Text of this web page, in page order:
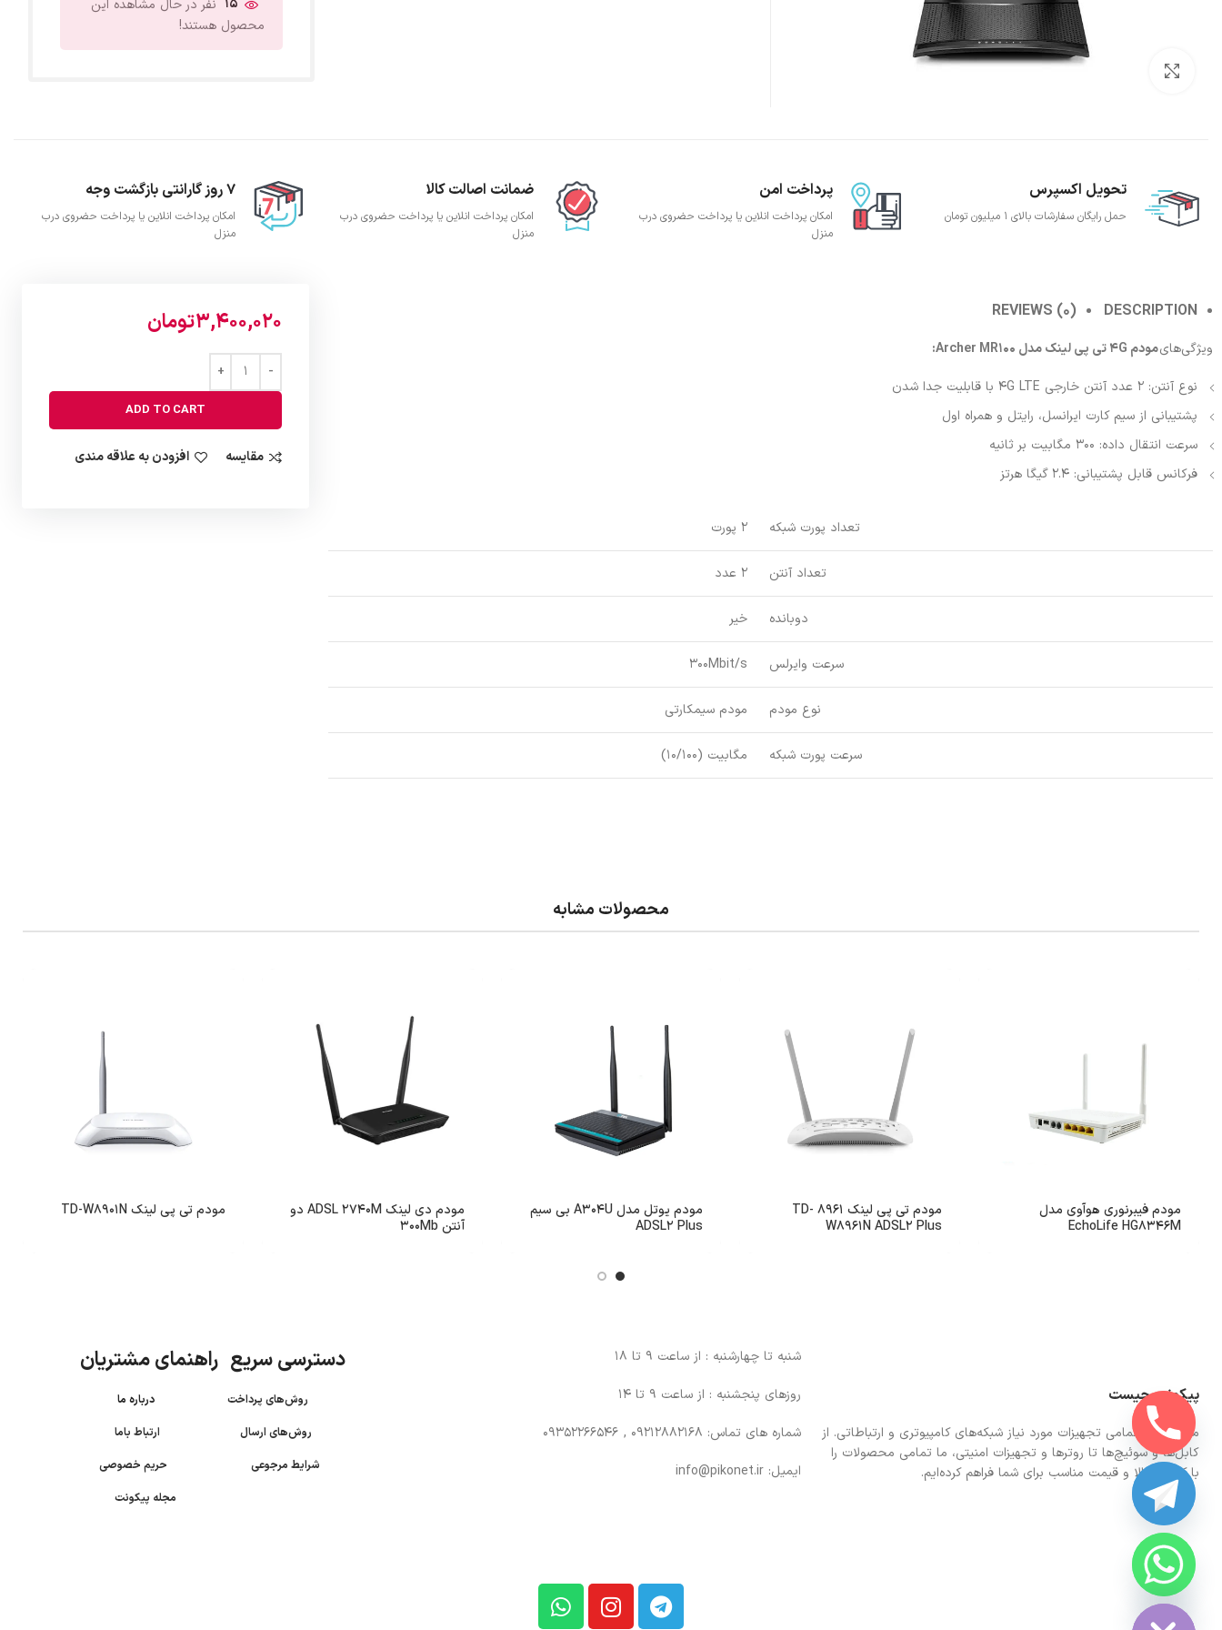
نفر در حال مشاهده این
محصول هستند!
تحویل اکسپرس
حمل رایگان سفارشات بالای 1 میلیون تومان
پرداخت امن
امکان پرداخت انلاین یا پرداخت حضروی درب
منزل
ضمانت اصالت کالا
امکان پرداخت انلاین یا پرداخت حضروی درب
منزل
7 روز گارانتی بازگشت وجه
امکان پرداخت انلاین یا پرداخت حضروی درب
منزل
DESCRIPTION
REVIEWS (0)
ویژگی‌هایمودم 4G تی پی لینک مدل Archer MR100
:
نوع آنتن: 2 عدد آنتن خارجی 4G LTE با قابلیت جدا شدن
پشتیبانی از سیم کارت ایرانسل، رایتل و همراه اول
سرعت انتقال داده: 300 مگابیت بر ثانیه
فرکانس قابل پشتیبانی: 2.4 گیگا هرتز
تعداد پورت شبکه 2 پورت
تعداد آنتن 2 عدد
دوبانده خیر
سرعت وایرلس 300Mbit/s
نوع مودم مودم سیمکارتی
سرعت پورت شبکه مگابیت (10/100)
3,400,020تومان
ADD TO CART
مقایسه افزودن به علاقه مندی
محصولات مشابه
مودم فیبرنوری هوآوی مدل
EchoLife HG8346M
مودم تی پی لینک 8961 TD-
W8961N ADSL2 Plus
مودم یوتل مدل A304U بی سیم
ADSL2 Plus
مودم دی لینک ADSL 2740M دو
آنتن 300Mb
مودم تی ‌پی لینک TD-W8901N
پیکونت چیست
ما در اینجا تمامی تجهیزات مورد نیاز شبکه‌های کامپیوتری و ارتباطاتی. از
کابل‌ها و سوئیچ‌ها تا روترها و تجهیزات امنیتی، ما تمامی محصولات را
با کیفیت بالا و قیمت مناسب برای شما فراهم کرده‌ایم.
شنبه تا چهارشنبه : از ساعت 9 تا 18
روزهای پنجشنبه : از ساعت 9 تا 14
شماره های تماس: 09212882168 , 09352266546
ایمیل: info@pikonet.ir
دسترسی سریع راهنمای مشتریان
روش‌های پرداختدرباره ما
روش‌های ارسال
ارتباط باما
شرایط مرجوعی
حریم خصوصی
مجله پیکونت
HIDE
CHATY